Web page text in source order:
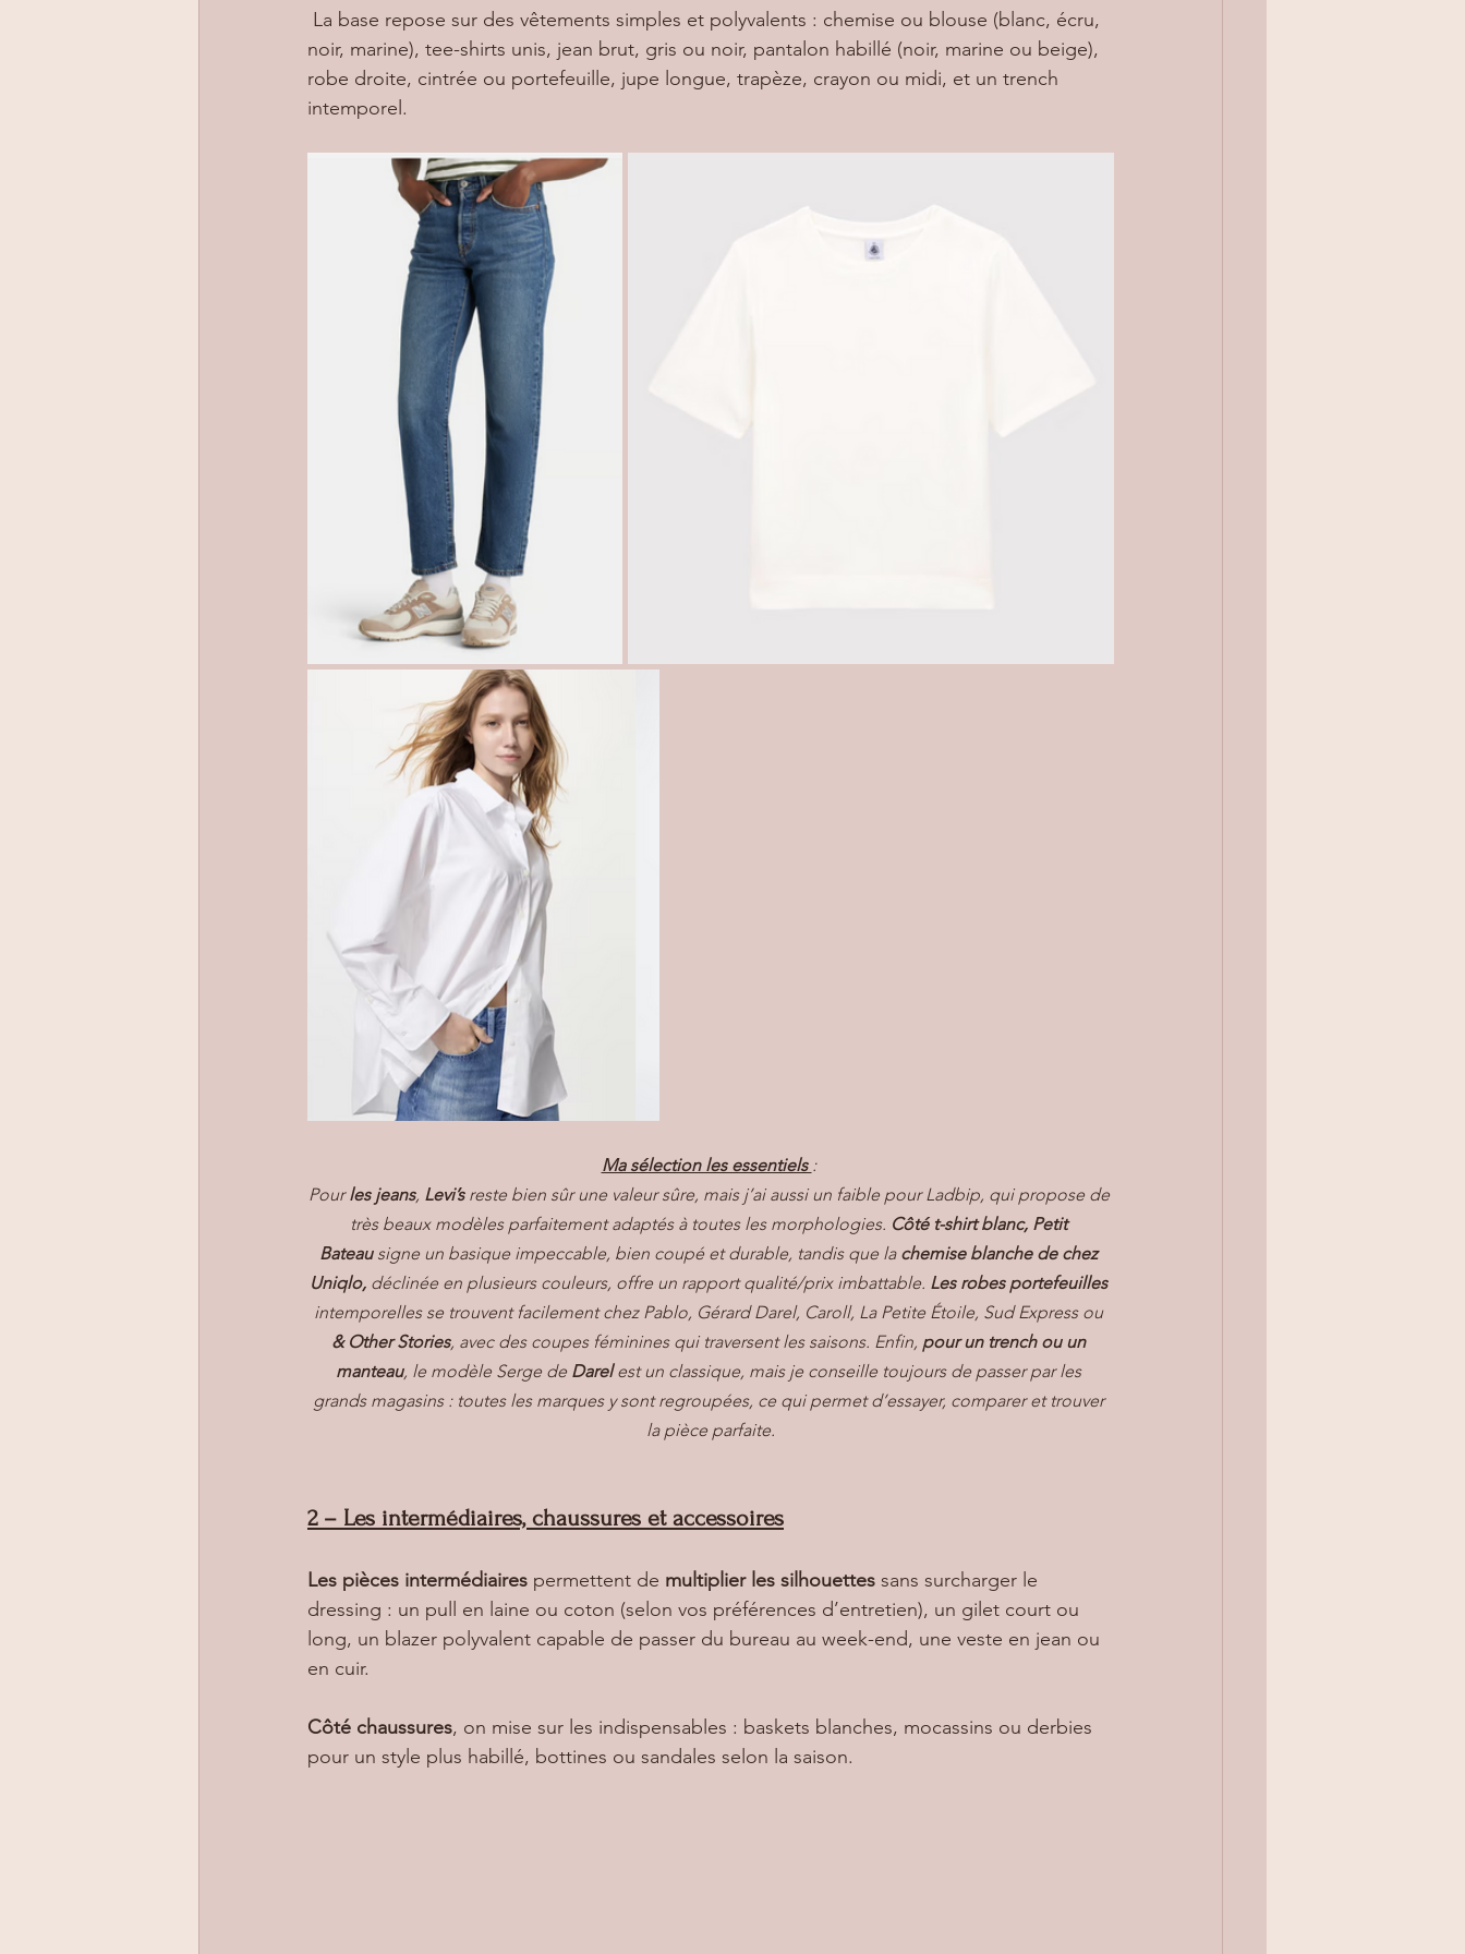
noir, marine), tee-shirts unis, jean brut, gris ou noir, pantalon habillé (noir, marine ou beige),
robe droite, cintrée ou portefeuille, jupe longue, trapèze, crayon ou midi, et un trench
intemporel.
Ma sélection les essentiels :
Pour les jeans, Levi’s reste bien sûr une valeur sûre, mais j’ai aussi un faible pour Ladbip, qui propose de
très beaux modèles parfaitement adaptés à toutes les morphologies. Côté t-shirt blanc, Petit
Bateau signe un basique impeccable, bien coupé et durable, tandis que la chemise blanche de chez
Uniqlo, déclinée en plusieurs couleurs, offre un rapport qualité/prix imbattable. Les robes portefeuilles
intemporelles se trouvent facilement chez Pablo, Gérard Darel, Caroll, La Petite Étoile, Sud Express ou
& Other Stories, avec des coupes féminines qui traversent les saisons. Enfin, pour un trench ou un
manteau, le modèle Serge de Darel est un classique, mais je conseille toujours de passer par les
grands magasins : toutes les marques y sont regroupées, ce qui permet d’essayer, comparer et trouver
la pièce parfaite.
2 – Les intermédiaires, chaussures et accessoires
Les pièces intermédiaires permettent de multiplier les silhouettes sans surcharger le
dressing : un pull en laine ou coton (selon vos préférences d’entretien), un gilet court ou
long, un blazer polyvalent capable de passer du bureau au week-end, une veste en jean ou
en cuir.
Côté chaussures, on mise sur les indispensables : baskets blanches, mocassins ou derbies
pour un style plus habillé, bottines ou sandales selon la saison.